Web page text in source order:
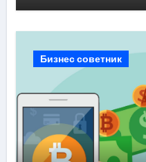
Бизнес советник